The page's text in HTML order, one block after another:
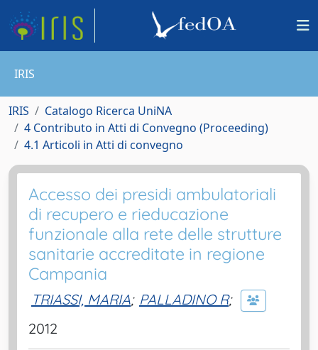
IRIS
IRIS
Catalogo Ricerca UniNA
4 Contributo in Atti di Convegno (Proceeding)
4.1 Articoli in Atti di convegno
Accesso dei presidi ambulatoriali
di recupero e rieducazione
funzionale alla rete delle strutture
sanitarie accreditate in regione
Campania
TRIASSI, MARIA; PALLADINO R;
2012